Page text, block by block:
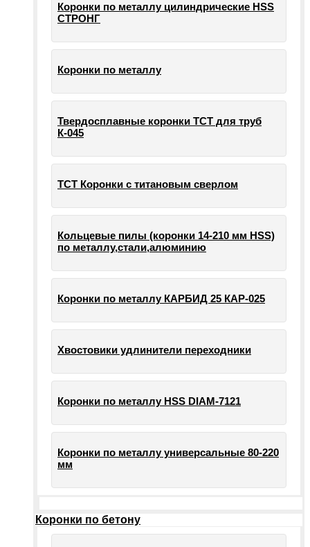
Коронки по металлу цилиндрические HSS
СТРОНГ
Коронки по металлу
Твердосплавные коронки ТСТ для труб
К-045
ТСТ Коронки с титановым сверлом
Кольцевые пилы (коронки 14-210 мм HSS)
по металлу,стали,алюминию
Коронки по металлу КАРБИД 25 КАР-025
Хвостовики удлинители переходники
Коронки по металлу HSS DIAM-7121
Коронки по металлу универсальные 80-220
мм
Коронки по бетону